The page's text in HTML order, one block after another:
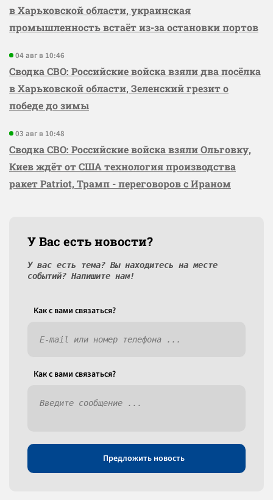
в Харьковской области, украинская
промышленность встаёт из-за остановки портов
04 авг в 10:46
Сводка СВО: Российские войска взяли два посёлка
в Харьковской области, Зеленский грезит о
победе до зимы
03 авг в 10:48
Сводка СВО: Российские войска взяли Ольговку,
Киев ждёт от США технология производства
ракет Patriot, Трамп - переговоров с Ираном
У Вас есть новости?
У вас есть тема? Вы находитесь на месте
событий? Напишите нам!
Как c вами связаться?
Как c вами связаться?
Предложить новость